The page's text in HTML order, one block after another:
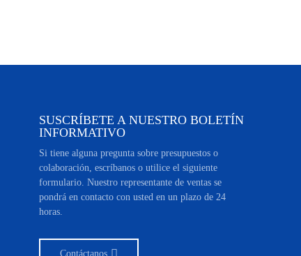
SUSCRÍBETE A NUESTRO BOLETÍN
INFORMATIVO
Si tiene alguna pregunta sobre presupuestos o
colaboración, escríbanos o utilice el siguiente
formulario. Nuestro representante de ventas se
pondrá en contacto con usted en un plazo de 24
horas.
Contáctanos